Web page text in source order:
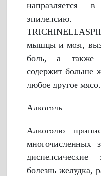
мышцы и мозг,
боль, а также
содержит больше
любое другое мясо.
Алкоголь
Алкоголю
многочисленных
диспепсические
болезнь желудка,